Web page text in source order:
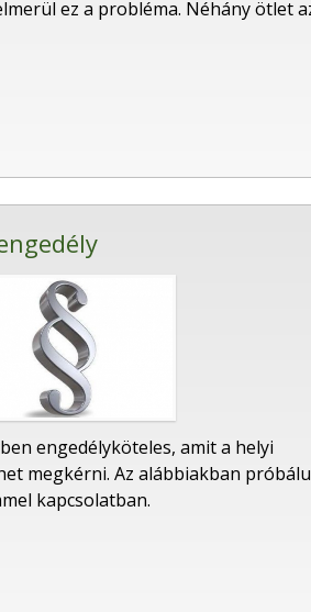
ez a probléma. Néhány ötlet
engedélyköteles, amit a helyi
megkérni. Az alábbiakban
kapcsolatban.